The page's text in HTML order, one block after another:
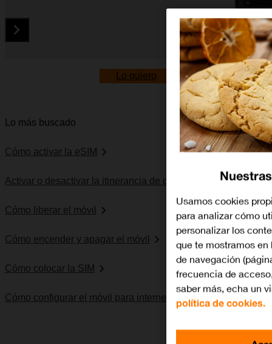
Diapositiva 1 de 5. Google Pixel 10 Pro - Black - imagen 1
Lo quiero
Lo más buscado
Cómo activar la eSIM
Activar o desactivar la itinerancia de datos
Cómo liberar el móvil
Cómo encender y apagar el móvil
Cómo colocar la SIM
Cómo configurar el móvil para internet
Usamos cookies
para analizar cómo
personalizar los
que te mostramos
de navegación
frecuencia de
saber más, echa un
política de cookies.